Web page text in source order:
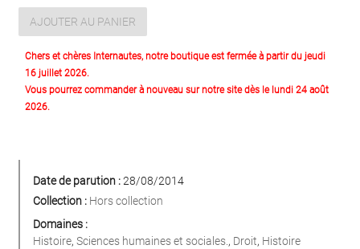
AJOUTER AU PANIER
Chers et chères Internautes, notre boutique est fermée à partir du jeudi
16 juillet 2026.
Vous pourrez commander à nouveau sur notre site dès le lundi 24 août
2026.
Date de parution :28/08/2014
Collection : Hors collection
Domaines :
Histoire, Sciences humaines et sociales., Droit, Histoire